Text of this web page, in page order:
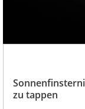
zu tappen